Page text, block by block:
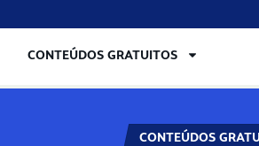
CONTEÚDOS GRATUITOS
CONTEÚDOS